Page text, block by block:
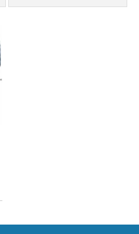
RICERCA